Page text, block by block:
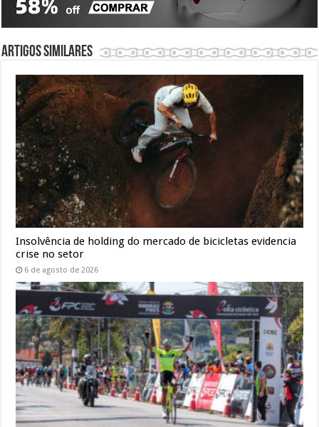
Artigos similares
Insolvência de holding do mercado de bicicletas evidencia
crise no setor
6 de agosto de 2026